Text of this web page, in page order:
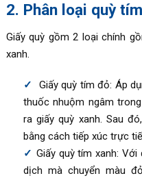
2. Phân loại quỳ tím
Giấy quỳ gồm 2 loại chính
xanh.
Giấy quỳ tím đỏ: Áp
thuốc nhuộm ngâm
ra giấy quỳ xanh. Sau
bằng cách tiếp xúc trực
Giấy quỳ tím xanh:
dịch mà chuyển màu